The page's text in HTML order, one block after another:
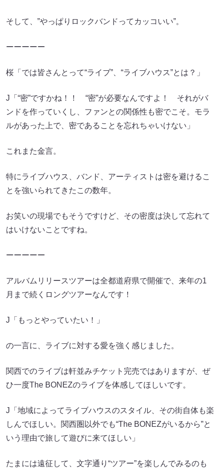
そして、”やっぱりロックバンドってカッコいい”。
ーーーーー
桜「では皆さんとって“ライブ”、“ライブハウス”とは？」
J「“密”ですかね！！ “密”が必要なんですよ！ それがバ
ンドを作っていくし、ファンとの関係性も密でこそ。モラ
ルがあった上で、密であることを忘れちゃいけない」
これまた金言。
特にライブハウス、バンド、アーティストは密を避けるこ
とを強いられてきたこの数年。
お笑いの現場でもそうですけど、その密度は決して忘れて
はいけないことですね。
ーーーーー
アルバムリリースツアーは全都道府県で開催で、来年の1
月まで続くロングツアーなんです！
J「もっとやっていたい！」
の一言に、ライブに対する愛を強く感じました。
関西でのライブは軒並みチケット完売ではありますが、ぜ
ひ一度The BONEZのライブを体感してほしいです。
J「地域によってライブハウスのスタイル、その街自体も楽
しんでほしい。関西圏以外でも“The BONEZがいるから”と
いう理由で旅して遊びに来てほしい」
たまには遠征して、文字通り“ツアー”を楽しんでみるのも